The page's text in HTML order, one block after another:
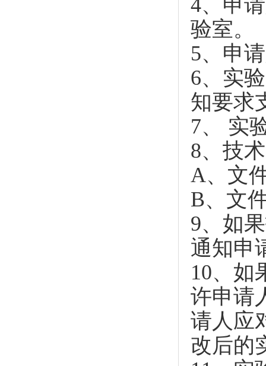
4、申
验室。
5、申
6、实
知要求
7、 实
8、技
A、文
B、文
9、如
通知申
10、如
许申请
请人应
改后的